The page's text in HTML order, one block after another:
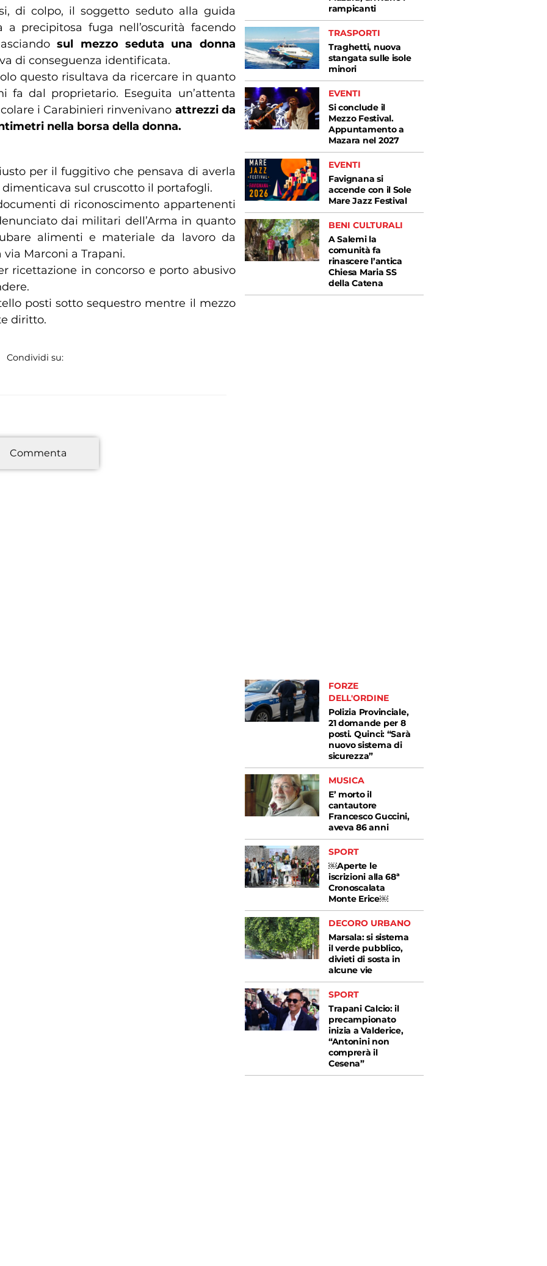
di colpo, il soggetto seduto alla guida
precipitosa fuga nell’oscurità facendo
sul mezzo seduta una donna
di conseguenza identificata.
questo risultava da ricercare in quanto
fa dal proprietario. Eseguita un’attenta
i Carabinieri rinvenivano attrezzi da
nella borsa della donna.
per il fuggitivo che pensava di averla
sul cruscotto il portafogli.
di riconoscimento appartenenti
dai militari dell’Arma in quanto
alimenti e materiale da lavoro da
Marconi a Trapani.
ricettazione in concorso e porto abusivo
posti sotto sequestro mentre il mezzo
diritto.
Condividi su:
Commenta
rampicanti
TRASPORTI
Traghetti, nuova
stangata sulle isole
minori
EVENTI
Si conclude il
Mezzo Festival.
Appuntamento a
Mazara nel 2027
EVENTI
Favignana si
accende con il Sole
Mare Jazz Festival
BENI CULTURALI
A Salemi la
comunità fa
rinascere l’antica
Chiesa Maria SS
della Catena
FORZE
DELL'ORDINE
Polizia Provinciale,
21 domande per 8
posti. Quinci: “Sarà
nuovo sistema di
sicurezza”
MUSICA
E’ morto il
cantautore
Francesco Guccini,
aveva 86 anni
SPORT
￼Aperte le
iscrizioni alla 68ª
Cronoscalata
Monte Erice￼
DECORO URBANO
Marsala: si sistema
il verde pubblico,
divieti di sosta in
alcune vie
SPORT
Trapani Calcio: il
precampionato
inizia a Valderice,
“Antonini non
comprerà il
Cesena”